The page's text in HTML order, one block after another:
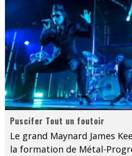
Puscifer Tout un foutoir
Le grand Maynard James
la formation de Métal-